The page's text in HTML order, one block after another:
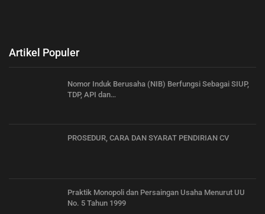
Artikel Populer
Nomor Induk Berusaha (NIB) Berfungsi Sebagai SIUP,
TDP, API dan…
PROSEDUR, CARA DAN SYARAT PENDIRIAN CV
Praktik Monopoli dan Persaingan Usaha Menurut UU
No. 5 Tahun 1999